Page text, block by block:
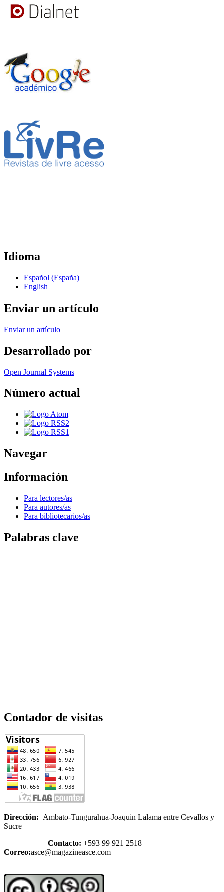
Idioma
Español (España)
English
Enviar un artículo
Enviar un artículo
Desarrollado por
Open Journal Systems
Número actual
Navegar
Información
Para lectores/as
Para autores/as
Para bibliotecarios/as
Palabras clave
Contador de visitas
Dirección: Ambato-Tungurahua-Joaquin Lalama entre Cevallos y
Sucre
Contacto: +593 99 921 2518
Correo:asce@magazineasce.com